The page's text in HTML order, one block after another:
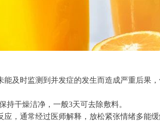
及时监测到并发症的发生而造成严重后果，
持干燥洁净，一般3天可去除敷料。
，通常经过医师解释，放松紧张情绪多能缓